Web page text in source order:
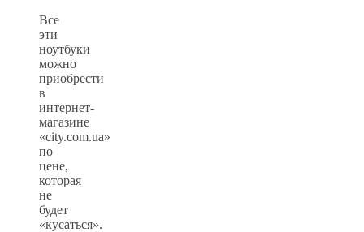
Все
эти
ноутбуки
можно
приобрести
в
интернет-
магазине
«city.com.ua»
по
цене,
которая
не
будет
«кусаться».